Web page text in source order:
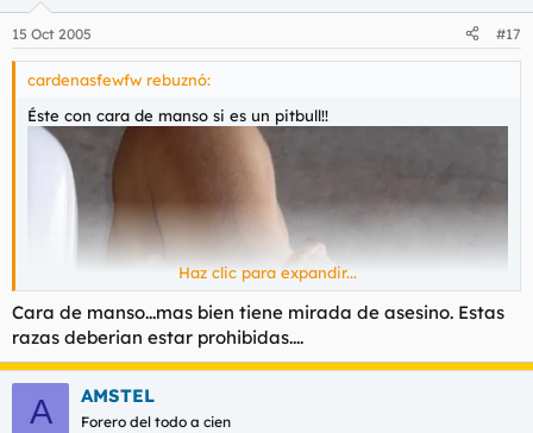
15 Oct 2005 #17
cardenasfewfw rebuznó:
Éste con cara de manso si es un pitbull!!
Haz clic para expandir...
Cara de manso...mas bien tiene mirada de asesino. Estas
razas deberian estar prohibidas....
A AMSTEL
Forero del todo a cien